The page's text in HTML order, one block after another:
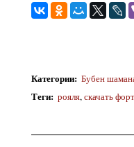
Категории: Бубен
Теги: рояля,скачать